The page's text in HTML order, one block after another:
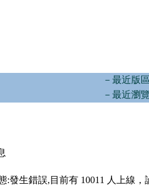
－最近版
－最近瀏
:發生錯誤,目前有 10011 人上線